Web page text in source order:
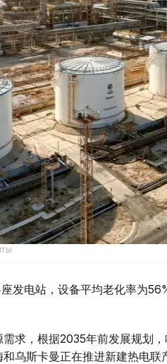
发电站，设备平均老化率为
求，根据2035年前发展规划
乌斯卡曼正在推进新建热电